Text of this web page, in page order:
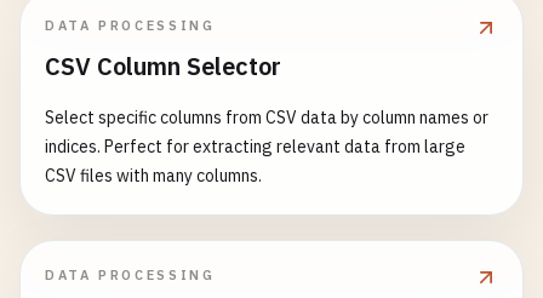
DATA PROCESSING
CSV Column Selector
Select specific columns from CSV data by column names or
indices. Perfect for extracting relevant data from large
CSV files with many columns.
DATA PROCESSING